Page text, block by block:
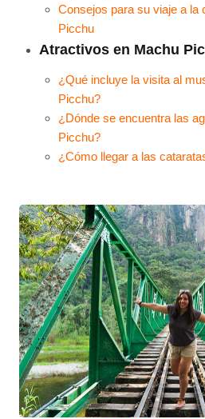
Consejos para su viaje a la
Picchu
Atractivos en Machu
¿Qué incluye la visita al
Picchu?
¿Dónde se encuentra las
Picchu?
¿Cómo llegar a las